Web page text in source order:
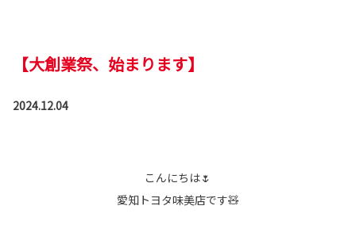
【大創業祭、始まります】
2024.12.04
こんにちは🌷
愛知トヨタ味美店です🧸